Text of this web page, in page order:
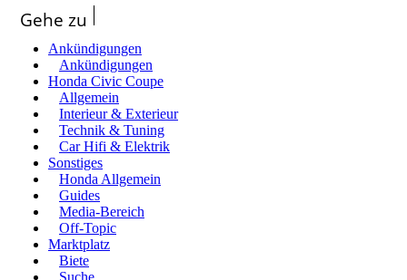
Gehe zu
Ankündigungen
Ankündigungen
Honda Civic Coupe
Allgemein
Interieur & Exterieur
Technik & Tuning
Car Hifi & Elektrik
Sonstiges
Honda Allgemein
Guides
Media-Bereich
Off-Topic
Marktplatz
Biete
Suche